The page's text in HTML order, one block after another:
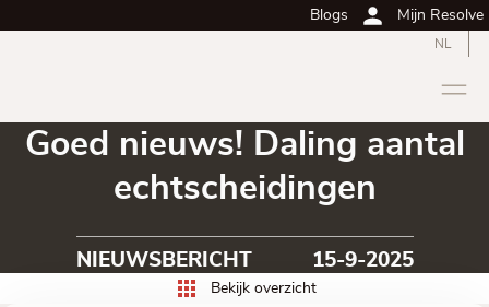
Blogs Mijn Resolve
NL
Goed nieuws! Daling aantal
echtscheidingen
NIEUWSBERICHT 15-9-2025
Bekijk overzicht